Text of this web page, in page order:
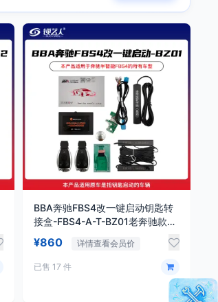
BBA奔驰FBS4改一键启动钥匙转
接盒-FBS4-A-T-BZ01老奔驰款扭
¥860 详情查看会员价
已售 17 件